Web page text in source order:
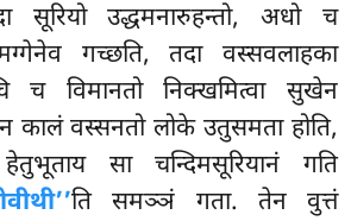
सूरियो उद्धमनारुहन्तो, अधो च
गच्छति, तदा वस्सवलाहका
च विमानतो निक्खमित्वा सुखेन
कालं वस्सनतो लोके उतुसमता होति,
सा चन्दिमसूरियानं गति
ति समञ्ञं गता. तेन वुत्तं